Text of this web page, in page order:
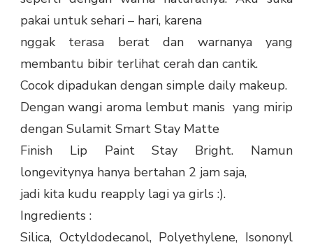
pakai untuk sehari – hari, karena
nggak terasa berat dan warnanya yang
membantu bibir terlihat cerah dan cantik.
Cocok dipadukan dengan simple daily makeup.
Dengan wangi aroma lembut manis yang mirip
dengan Sulamit Smart Stay Matte
Finish Lip Paint Stay Bright. Namun
longevitynya hanya bertahan 2 jam saja,
jadi kita kudu reapply lagi ya girls :).
Ingredients :
Silica, Octyldodecanol, Polyethylene, Isononyl